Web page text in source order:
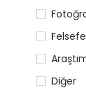
Diğer